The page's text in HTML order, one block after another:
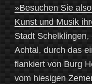
»Besuchen Sie
Kunst und Musik
Stadt
Achtal, durch das
flankiert von Burg
vom hiesigen